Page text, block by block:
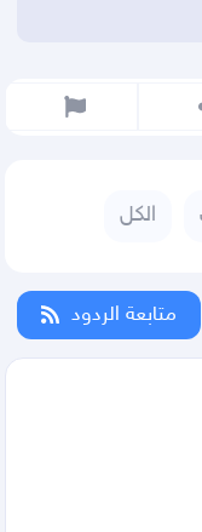
الكل
متابعة الردود